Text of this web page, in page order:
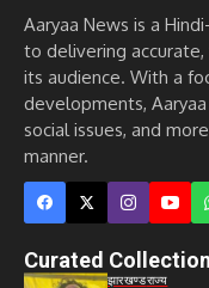
Aaryaa News is a
to delivering
its audience. With a
developments,
social issues, and
manner.
Curated
झारखण्डराज्य